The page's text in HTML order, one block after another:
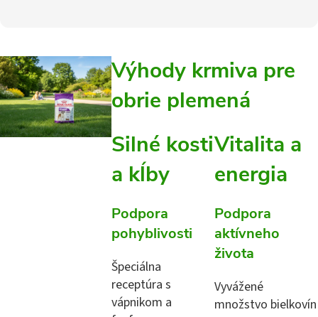
Výhody krmiva pre
obrie plemená
Silné kosti
a kĺby
Podpora
pohyblivosti
Špeciálna
receptúra s
vápnikom a
Vitalita a
energia
Podpora
aktívneho
života
Vyvážené
množstvo bielkovín